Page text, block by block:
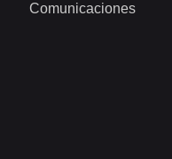
Comunicaciones